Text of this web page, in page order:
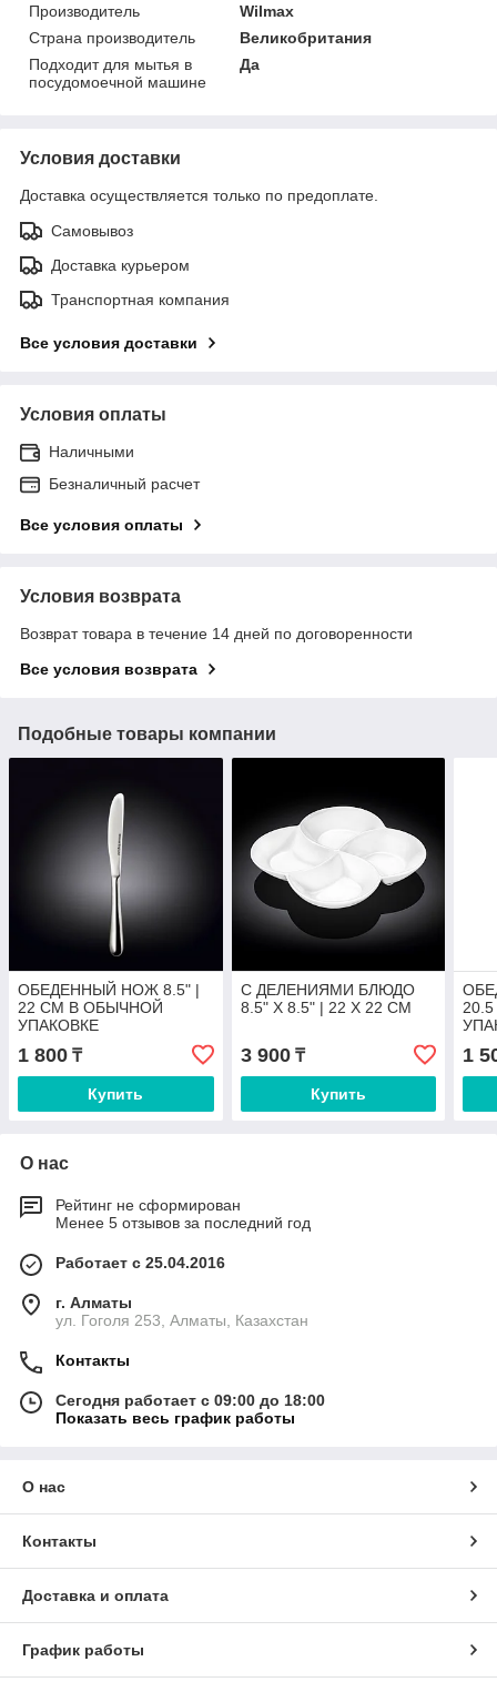
Производитель
Wilmax
Страна производитель
Великобритания
Подходит для мытья в
посудомоечной машине
Да
Условия доставки
Доставка осуществляется только по предоплате.
Самовывоз
Доставка курьером
Транспортная компания
Все условия доставки
Условия оплаты
Наличными
Безналичный расчет
Все условия оплаты
Условия возврата
Возврат товара в течение 14 дней по договоренности
Все условия возврата
Подобные товары компании
ОБЕДЕННЫЙ НОЖ 8.5" |
22 CM В ОБЫЧНОЙ
УПАКОВКЕ
1 800 ₸
Купить
С ДЕЛЕНИЯМИ БЛЮДО
8.5" X 8.5" | 22 X 22 CM
3 900₸
Купить
1
О нас
Рейтинг не сформирован
Менее 5 отзывов за последний год
Работает с 25.04.2016
г. Алматы
ул. Гоголя 253, Алматы, Казахстан
Контакты
Сегодня работает с 09:00 до 18:00
Показать весь график работы
О нас
Контакты
Доставка и оплата
График работы